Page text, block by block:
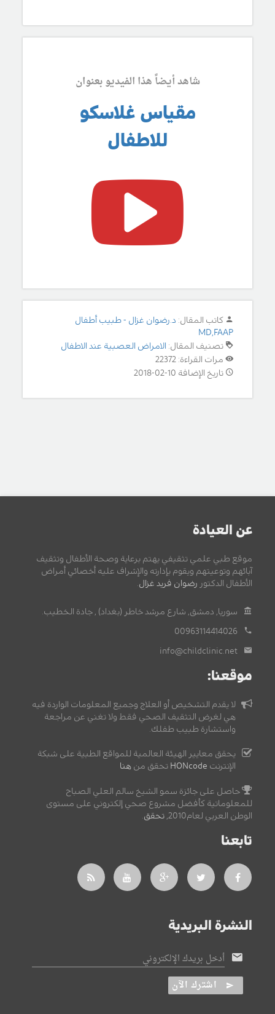
شاهد أيضاً هذا الفيديو بعنوان
مقياس غلاسكو
للاطفال
كاتب المقال: د.رضوان غزال - طبيب أطفال
MD,FAAP
تصنيف المقال: الامراض العصبية عند الاطفال
مرات القراءة: 22372
تاريخ الإضافة 10-02-2018
عن العيادة
موقع طبي علمي تثقيفي يهتم برعاية وصحة الأطفال وتثقيف
آبائهم وتوعيتهم ويقوم بإدارته والإشراف عليه أخصائي أمراض
الأطفال الدكتور رضوان فريد غزال
سوريا, دمشق, شارع مرشد خاطر (بغداد) , جادة الخطيب.
00963114414026
info@childclinic.net
موقعنا:
لا يقدم التشخيص أو العلاج وجميع المعلومات الواردة فيه
هي لغرض التثقيف الصحي فقط ولا تغني عن مراجعة
واستشارة طبيب طفلك.
يحقق معايير الهيئة العالمية للمواقع الطبية على شبكة
الإنترنت HONcode تحقق من هنا
حاصل على جائزة سمو الشيخ سالم العلي الصباح
للمعلوماتية كأفضل مشروع صحي إلكتروني على مستوى
الوطن العربي لعام2010,
تحقق
تابعنا
النشرة البريدية
أدخل بريدك الإلكتروني
اشترك الآن